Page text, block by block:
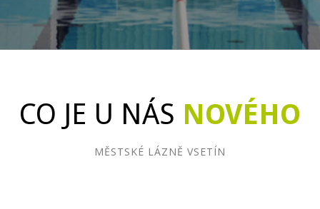
CO JE U NÁS NOVÉHO
MĚSTSKÉ LÁZNĚ VSETÍN